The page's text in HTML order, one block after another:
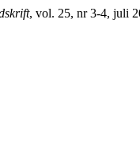
, vol. 25, nr 3-4, juli